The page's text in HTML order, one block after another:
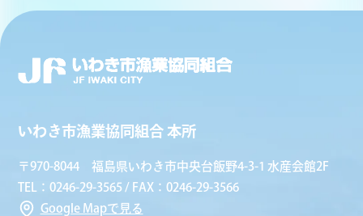
いわき市漁業協同組合 本所
〒970-8044 福島県いわき市中央台飯野4-3-1 水産会館2F
TEL：0246-29-3565 / FAX：0246-29-3566
Google Mapで見る